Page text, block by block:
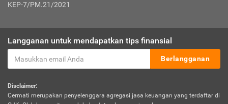
KEP-7/PM.21/2021
Langganan untuk mendapatkan tips finansial
Berlangganan
Disclaimer:
Cermati merupakan penyelenggara agregasi jasa keuangan yang terdaftar di